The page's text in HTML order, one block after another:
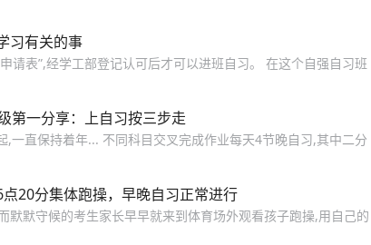
习有关的事
请表”,经学工部登记认可后才可以进班自习。 在这个自强自习班
第一分享：上自习按三步走
一直保持着年... 不同科目交叉完成作业每天4节晚自习,其中二分
20分集体跑操，早晚自习正常进行
默守候的考生家长早早就来到体育场外观看孩子跑操,用自己的